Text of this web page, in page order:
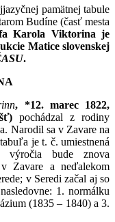
pamätnej tabule
Budíne (časť mesta
Karola Viktorina je
Matice slovenskej
.
, *12. marec 1822,
pochádzal z rodiny
Narodil sa v Zavare na
je t. č. umiestnená
bude znova
Zavare a neďalekom
v Seredi začal aj so
1. normálku
(1835 – 1840) a 3.